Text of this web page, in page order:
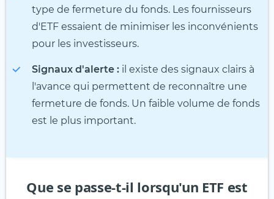
type de fermeture du fonds. Les fournisseurs
d'ETF essaient de minimiser les inconvénients
pour les investisseurs.
Signaux d'alerte : il existe des signaux clairs à
l'avance qui permettent de reconnaître une
fermeture de fonds. Un faible volume de fonds
est le plus important.
Que se passe-t-il lorsqu'un ETF est